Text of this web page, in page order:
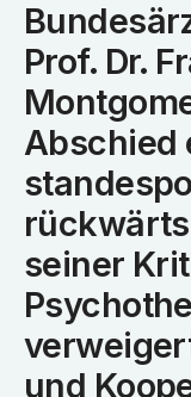
Prof. Dr.
Abschied
seiner
und